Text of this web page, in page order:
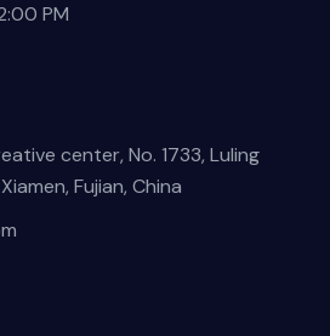
PM
center, No. 1733, Luling
Fujian, China